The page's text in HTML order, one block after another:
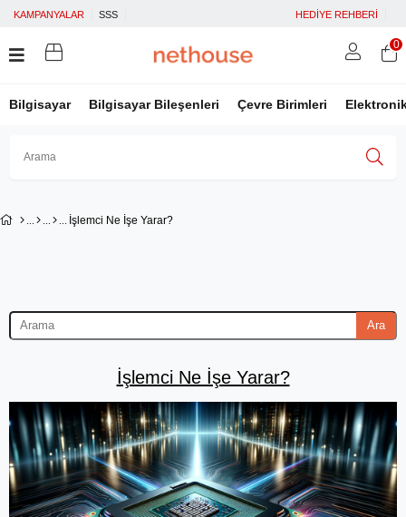
KAMPANYALAR SSS HEDİYE REHBERİ
Bilgisayar Bilgisayar Bileşenleri Çevre Birimleri
0
İşlemci Ne İşe Yarar?
Ara
İşlemci Ne İşe Yarar?